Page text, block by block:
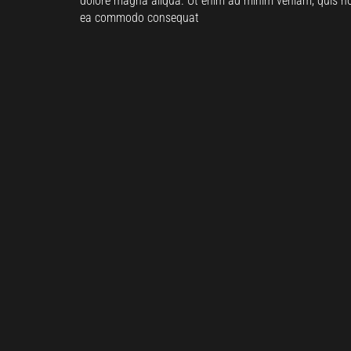
ea commodo consequat